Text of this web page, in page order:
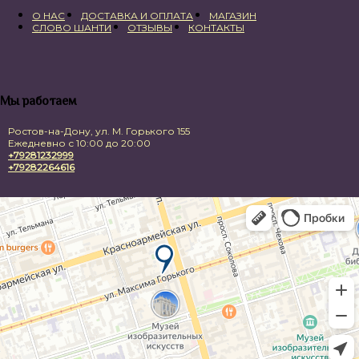
О НАС ДОСТАВКА И ОПЛАТА
МАГАЗИН
СЛОВО ШАНТИ
ОТЗЫВЫ КОНТАКТЫ
Мы работаем
Ростов-на-Дону, ул. М. Горького 155
Ежедневно с 10:00 до 20:00
+79281232999
+79282264616